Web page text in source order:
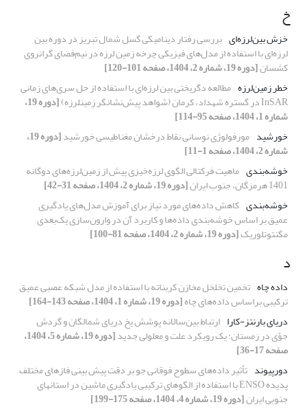
خ
خزش بین‌لرزه‌ای بررسی رفتار دینامیکی گسل شمال تبریز در دوره بین
لرزه‌ای با استفاده از مدل‌های فیزیکی چرخه زمین لرزه در نیم‌فضای گرانروی
کشسان[دوره 19، شماره 2، 1404، صفحه 101-120]
خطر زمین‌لرزه مطالعه دگریختی بین لرزه‌ای با استفاده از حل سری‌های زمانی
InSAR در گستره شهداد، کرمان (شواهد پیش‌نشانگر زمینلرزه) [دوره 19،
شماره 1، 1404، صفحه 95-114]
خورشید مورفولوژی نوسانی نقاط درخشان مغناطیسی خورشید [دوره 19،
شماره 2، 1404، صفحه 1-11]
خوشه‌بندی ماهیت فرکتالی الگوی لرزه‌خیزی پیش از زمین‌لرزه‌های دوگانه
1401 هرمزگان، جنوب ایران
[دوره 19، شماره 2، 1404، صفحه 31-42]
خوشه‌بندی کاهش داده‌های مورد نیاز برای آموزش مدل‌های یادگیری
عمیق بر اساس خوشه‌بندی داده‌ها و کاربرد آن در وارون‌سازی یک‌بعدی
مگنتوتلوریک[دوره 19، شماره 2، 1404، صفحه 81-100]
د
داده چاه تخمین تخلخل مخازن کربناته با استفاده از مدل شبکه عصبی عمیق
ترکیبی بر‌اساس داده‌های چاه[دوره 19، شماره 1، 1404، صفحه 143-164]
دریای بارنتز-کارا ارتباط بین‌سالانه پوشش یخ دریای شمالگان و گردش
جوّی در زمستان: یک رویکرد علت و معلولی جدید [دوره 19، شماره 5، 1404،
صفحه 17-36]
دورپیوند تأثیر داده‌های سطوح فوقانی جو بر دقت پیش بینی فازهای مختلف
پدیده ENSO با استفاده از الگو‌های ترکیبی یادگیری ماشین در استانهای
جنوبی ایران[دوره 19، شماره 4، 1404، صفحه 175-199]